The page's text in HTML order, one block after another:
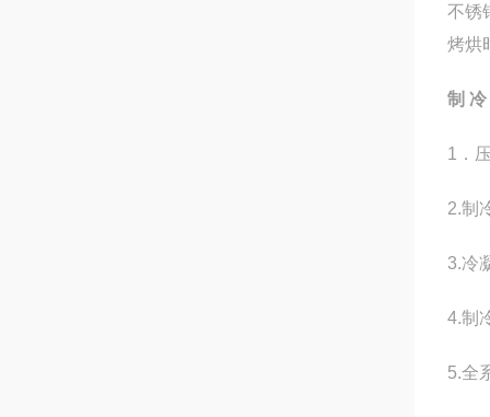
不锈
烤烘
制
1 ．
2.制
3.冷
4.制
5.全